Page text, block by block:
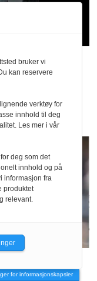
for informasjonskapsler
bruker vi
kan reservere
verktøy for
innhold til deg
Les mer i vår
deg som det
innhold og på
informasjon fra
produktet
relevant.